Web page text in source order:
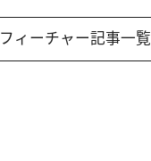
フィーチャー記事一覧